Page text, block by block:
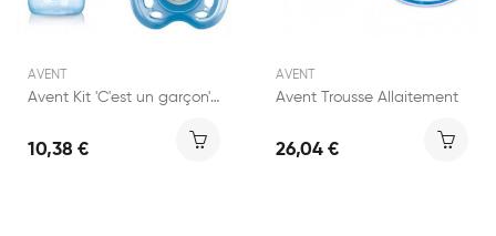
AVENT
Avent Kit 'C'est un garçon' Bleu 0 - 6 mois - 1...
10,38 €
AVENT
Avent Trousse Allaitement
26,04 €